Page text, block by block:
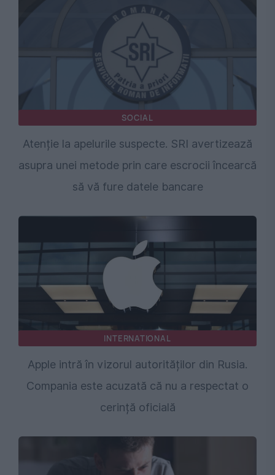
SOCIAL
Atenție la apelurile suspecte. SRI avertizează
asupra unei metode prin care escrocii încearcă
să vă fure datele bancare
INTERNATIONAL
Apple intră în vizorul autorităților din Rusia.
Compania este acuzată că nu a respectat o
cerință oficială